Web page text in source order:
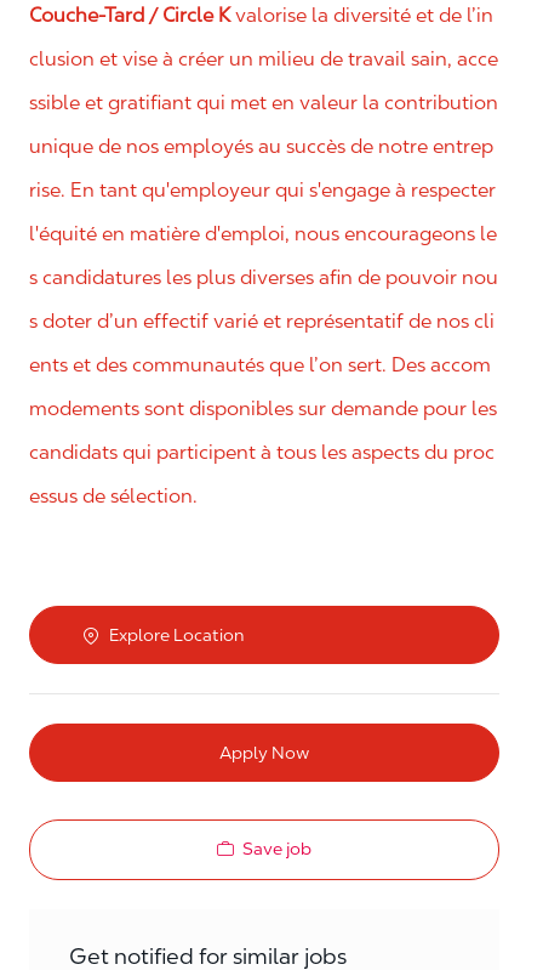
Couche-Tard / Circle Kvalorise la diversité et de l’in
clusion et vise à créer un milieu de travail sain, acce
ssible et gratifiant qui met en valeur la contribution
unique de nos employés au succès de notre entrep
rise. En tant qu'employeur qui s'engage à respecter
l'équité en matière d'emploi, nous encourageons le
s candidatures les plus diverses afin de pouvoir nou
s doter d’un effectif varié et représentatif de nos cli
ents et des communautés que l’on sert. Des accom
modements sont disponibles sur demande pour les
candidats qui participent à tous les aspects du proc
essus de sélection.
Explore Location
Apply Now
Save job
Get notified for similar jobs